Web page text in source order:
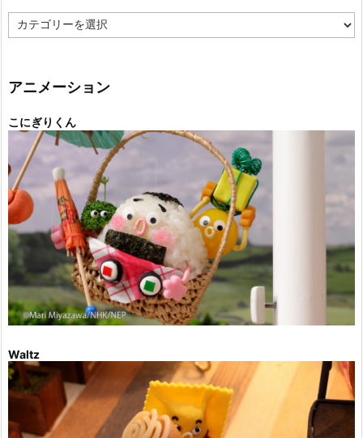
テ
ー
アニメーション
こにぎりくん
Waltz